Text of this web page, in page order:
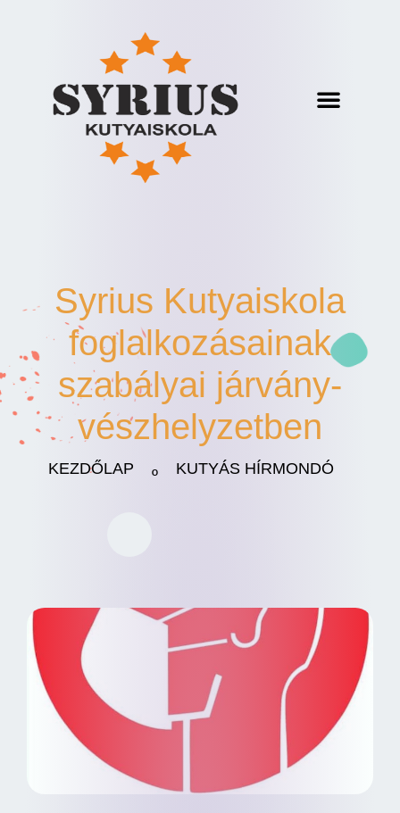
Syrius Kutyaiskola
foglalkozásainak
szabályai járvány-
vészhelyzetben
KEZDŐLAP º KUTYÁS HÍRMONDÓ